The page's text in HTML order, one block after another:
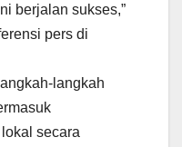
berjalan sukses,”
pers di
langkah
secara